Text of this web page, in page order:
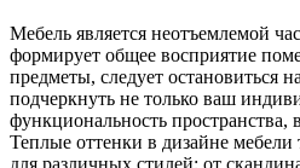
Мебель является неотъемлемой
формирует общее восприятие
предметы, следует остановиться
подчеркнуть не только ваш
функциональность пространства,
Теплые оттенки в дизайне мебели